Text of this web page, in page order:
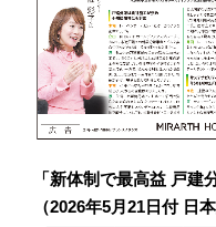
「新体制で最高益 戸建
（2026年5月21日付 日